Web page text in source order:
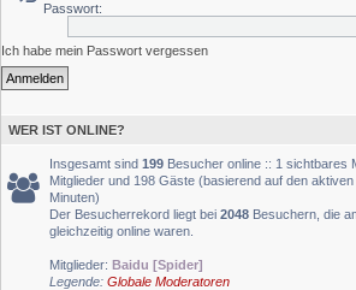
Passwort:
Ich habe mein Passwort vergessen
WER IST ONLINE?
Insgesamt sind 199 Besucher online :: 1 sichtbares
Mitglieder und 198 Gäste (basierend auf den
Minuten)
Der Besucherrekord liegt bei 2048 Besuchern, die
gleichzeitig online waren.
Mitglieder: Baidu [Spider]
Legende: Globale Moderatoren